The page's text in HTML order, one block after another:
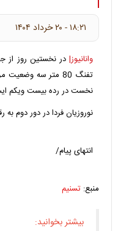
۱۸:۲۱ - ۲۰ خرداد ۱۴۰۴
وانانیوز| در نخستین روز از
نخست در رده بیست ‌و‌یکم
نوروزیان فردا در دور دوم
انتهای پیام/
منبع: تسنیم
بیشتر بخوانید: